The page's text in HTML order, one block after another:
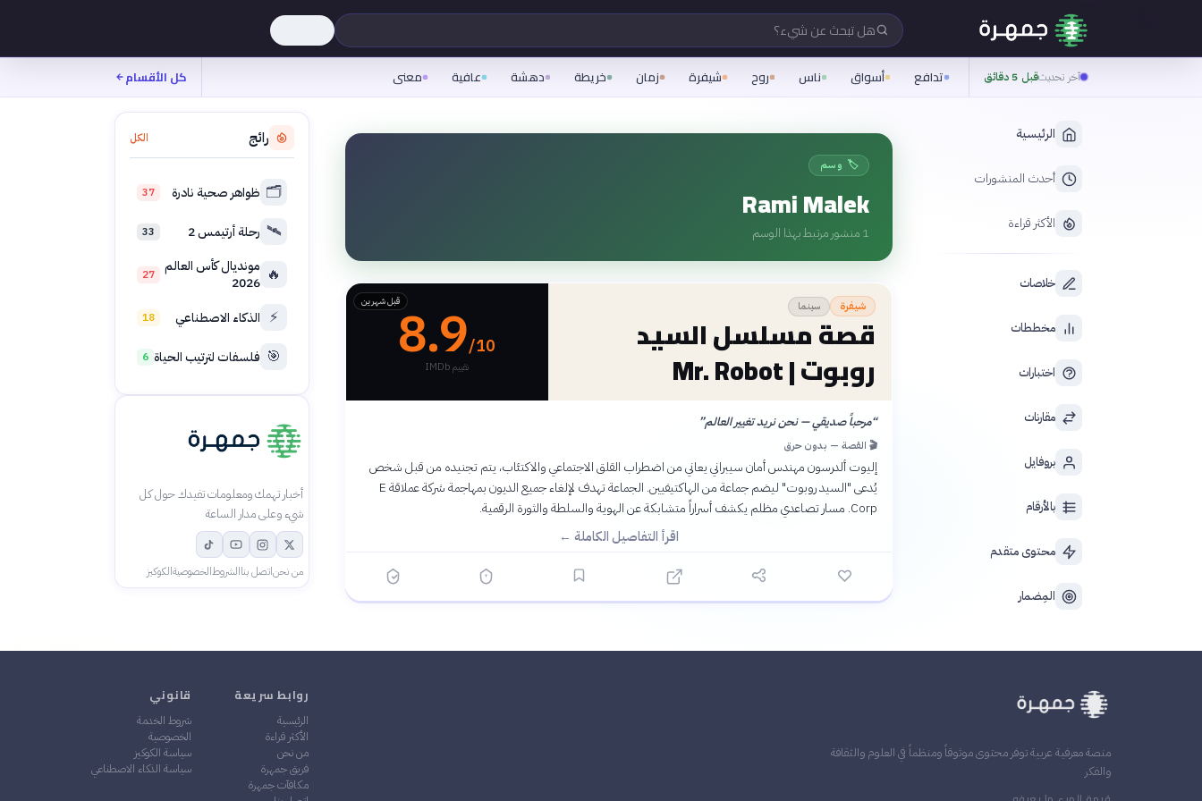
هل تبحث عن شيء؟
آخر تحديثقبل 5 دقائق تدافع أسواق ناس روح شيفرة زمان خريطة دهشة عافية معنى كل الأقسام
الرئيسية
أحدث المنشورات
الأكثر قراءة
خلاصات
مخططات
اختبارات
مقارنات
بروفايل
بالأرقام
محتوى متقدم
المِضمار
🏷️ وسم
Rami Malek
1 منشور مرتبط بهذا الوسم
شيفرة سينما
قصة مسلسل السيد
روبوت | Mr. Robot
قبل شهرين8.9/10
تقييم IMDb
“مرحباً صديقي — نحن نريد تغيير العالم”
🎬 القصة — بدون حرق
إليوت ألدرسون مهندس أمان سيبراني يعاني من اضطراب القلق الاجتماعي والاكتئاب، يتم تجنيده من قبل شخص
يُدعى "السيد روبوت" ليضم جماعة من الهاكتيفيين. الجماعة تهدف لإلغاء جميع الديون بمهاجمة شركة عملاقة E
Corp. مسار تصاعدي مظلم يكشف أسراراً متشابكة عن الهوية والسلطة والثورة الرقمية.
اقرأ التفاصيل الكاملة ←
رائج الكل
🗂️ ظواهر صحية نادرة 37
🛰️ رحلة أرتيمس 2 33
🔥 مونديال كأس العالم
2026
27
⚡ الذكاء الاصطناعي 18
🎯 فلسفات لترتيب الحياة 6
أخبار تهمك ومعلومات تفيدك حول كل
شيء وعلى مدار الساعة
من نحناتصل بناالشروطالخصوصيةالكوكيز
منصة معرفية عربية توفر محتوى موثوقاً ومنظماً في العلوم والثقافة
والفكر
روابط سريعة
الرئيسية
الأكثر قراءة
من نحن
فريق جمهرة
مكافآت جمهرة
قانوني
شروط الخدمة
الخصوصية
سياسة الكوكيز
سياسة الذكاء الاصطناعي